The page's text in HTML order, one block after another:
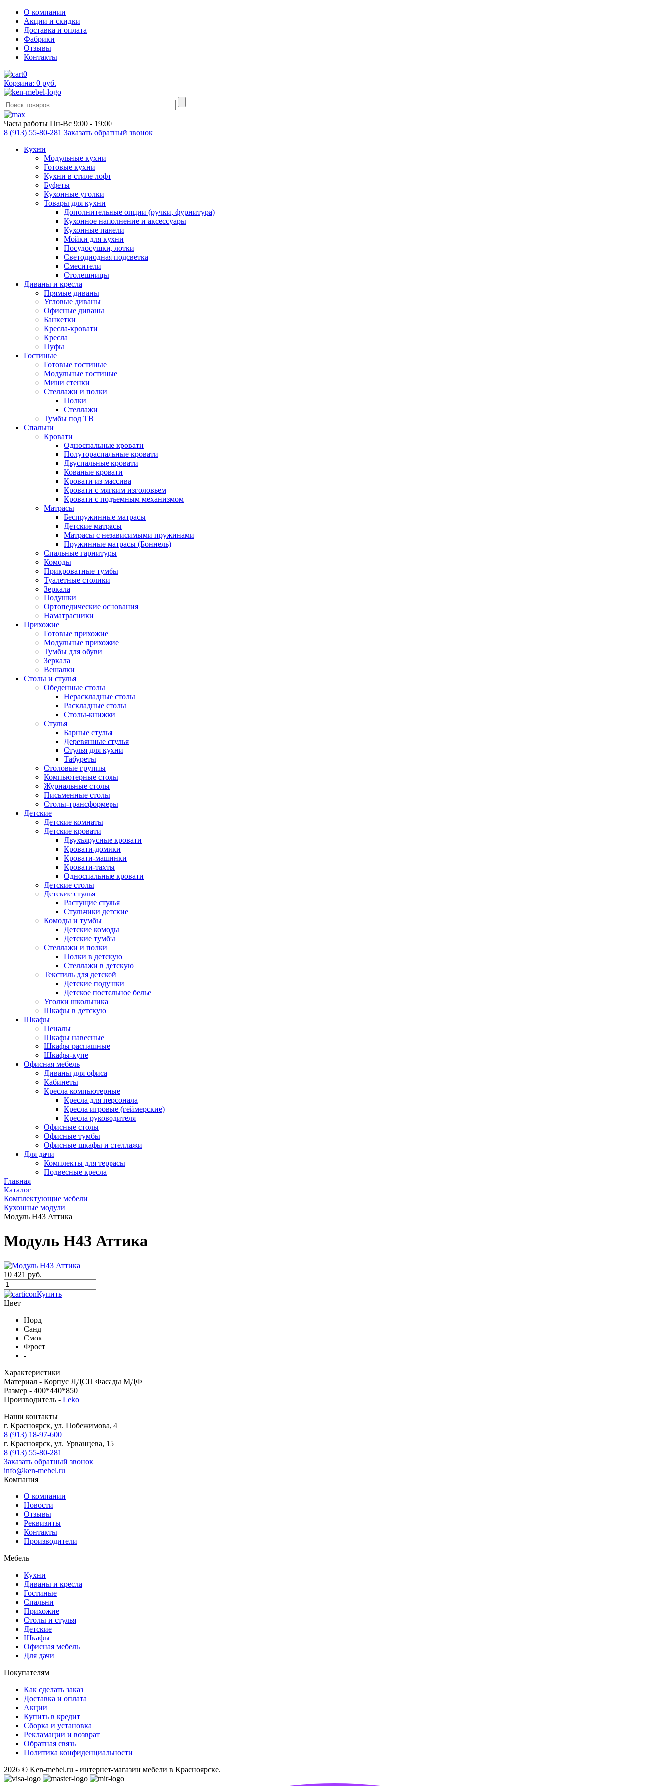
О компании
Акции и скидки
Доставка и оплата
Фабрики
Отзывы
Контакты
0
Корзина: 0 руб.
Часы работы Пн-Вс 9:00 - 19:00
8 (913) 55-80-281 Заказать обратный звонок
Кухни
Модульные кухни
Готовые кухни
Кухни в стиле лофт
Буфеты
Кухонные уголки
Товары для кухни
Дополнительные опции (ручки, фурнитура)
Кухонное наполнение и аксессуары
Кухонные панели
Мойки для кухни
Посудосушки, лотки
Светодиодная подсветка
Смесители
Столешницы
Диваны и кресла
Прямые диваны
Угловые диваны
Офисные диваны
Банкетки
Кресла-кровати
Кресла
Пуфы
Гостиные
Готовые гостиные
Модульные гостиные
Мини стенки
Стеллажи и полки
Полки
Стеллажи
Тумбы под ТВ
Спальни
Кровати
Односпальные кровати
Полутораспальные кровати
Двуспальные кровати
Кованые кровати
Кровати из массива
Кровати с мягким изголовьем
Кровати с подъемным механизмом
Матрасы
Беспружинные матрасы
Детские матрасы
Матрасы с независимыми пружинами
Пружинные матрасы (Боннель)
Спальные гарнитуры
Комоды
Прикроватные тумбы
Туалетные столики
Зеркала
Подушки
Ортопедические основания
Наматрасники
Прихожие
Готовые прихожие
Модульные прихожие
Тумбы для обуви
Зеркала
Вешалки
Столы и стулья
Обеденные столы
Нераскладные столы
Раскладные столы
Столы-книжки
Стулья
Барные стулья
Деревянные стулья
Стулья для кухни
Табуреты
Столовые группы
Компьютерные столы
Журнальные столы
Письменные столы
Столы-трансформеры
Детские
Детские комнаты
Детские кровати
Двухъярусные кровати
Кровати-домики
Кровати-машинки
Кровати-тахты
Односпальные кровати
Детские столы
Детские стулья
Растущие стулья
Стульчики детские
Комоды и тумбы
Детские комоды
Детские тумбы
Стеллажи и полки
Полки в детскую
Стеллажи в детскую
Текстиль для детской
Детские подушки
Детское постельное белье
Уголки школьника
Шкафы в детскую
Шкафы
Пеналы
Шкафы навесные
Шкафы распашные
Шкафы-купе
Офисная мебель
Диваны для офиса
Кабинеты
Кресла компьютерные
Кресла для персонала
Кресла игровые (геймерские)
Кресла руководителя
Офисные столы
Офисные тумбы
Офисные шкафы и стеллажи
Для дачи
Комплекты для террасы
Подвесные кресла
Главная
Каталог
Комплектующие мебели
Кухонные модули
Модуль Н43 Аттика
Модуль Н43 Аттика
10 421 руб.
Купить
Цвет
Норд
Санд
Смок
Фрост
-
Характеристики
Материал - Корпус ЛДСП Фасады МДФ
Размер - 400*440*850
Производитель - Leko
Наши контакты
г. Красноярск, ул. Побежимова, 4
8 (913) 18-97-600
г. Красноярск, ул. Урванцева, 15
8 (913) 55-80-281
Заказать обратный звонок
info@ken-mebel.ru
Компания
О компании
Новости
Отзывы
Реквизиты
Контакты
Производители
Мебель
Кухни
Диваны и кресла
Гостиные
Спальни
Прихожие
Столы и стулья
Детские
Шкафы
Офисная мебель
Для дачи
Покупателям
Как сделать заказ
Доставка и оплата
Акции
Купить в кредит
Сборка и установка
Рекламации и возврат
Обратная связь
Политика конфиденциальности
2026 © Ken-mebel.ru - интернет-магазин мебели в Красноярске.